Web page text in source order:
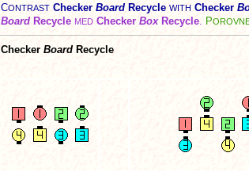
CONTRAST Checker BoardRecycle WITH Checker
Board Recycle MED Checker BoxRecycle P
Checker BoardRecycle